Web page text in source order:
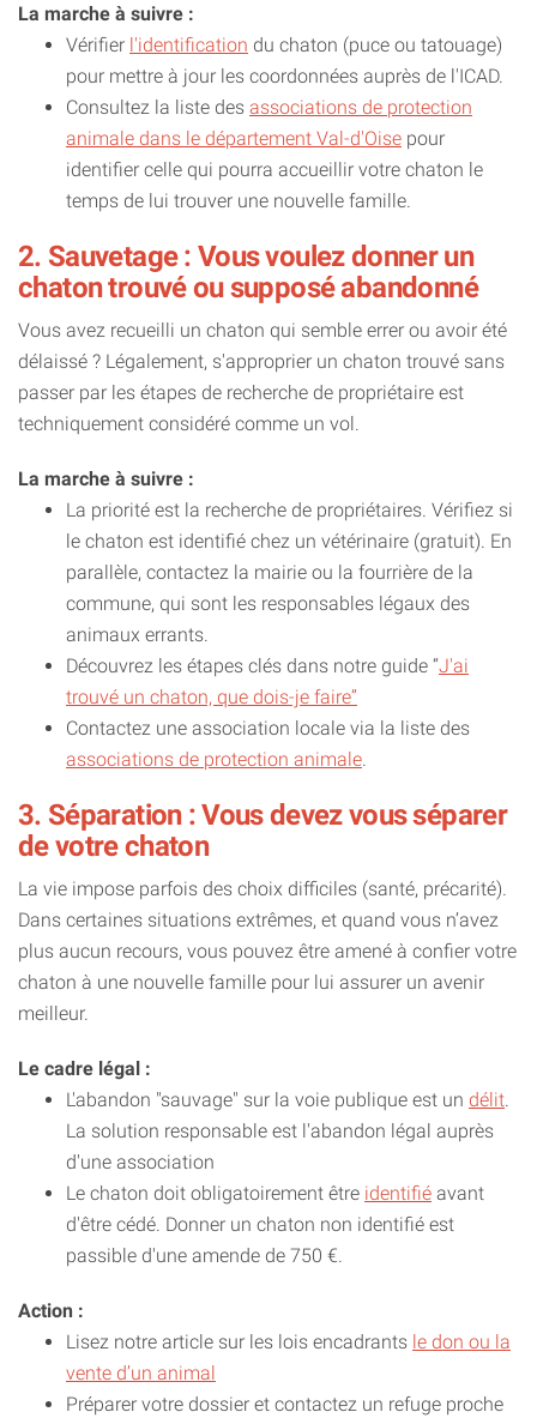
La marche à suivre :
Vérifier l'identification du chaton (puce ou tatouage)
pour mettre à jour les coordonnées auprès de l'ICAD.
Consultez la liste des associations de protection
animale dans le département Val-d'Oise pour
identifier celle qui pourra accueillir votre chaton le
temps de lui trouver une nouvelle famille.
2. Sauvetage : Vous voulez donner un
chaton trouvé ou supposé abandonné
Vous avez recueilli un chaton qui semble errer ou avoir été
délaissé ? Légalement, s'approprier un chaton trouvé sans
passer par les étapes de recherche de propriétaire est
techniquement considéré comme un vol.
La marche à suivre :
La priorité est la recherche de propriétaires. Vérifiez si
le chaton est identifié chez un vétérinaire (gratuit). En
parallèle, contactez la mairie ou la fourrière de la
commune, qui sont les responsables légaux des
animaux errants.
Découvrez les étapes clés dans notre guide “J'ai
trouvé un chaton, que dois-je faire”
Contactez une association locale via la liste des
associations de protection animale
3. Séparation : Vous devez vous séparer
de votre chaton
La vie impose parfois des choix difficiles (santé, précarité).
Dans certaines situations extrêmes, et quand vous n’avez
plus aucun recours, vous pouvez être amené à confier votre
chaton à une nouvelle famille pour lui assurer un avenir
meilleur.
Le cadre légal :
L'abandon "sauvage" sur la voie publique est un délit
La solution responsable est l'abandon légal auprès
d'une association
Le chaton doit obligatoirement être identifié avant
d'être cédé. Donner un chaton non identifié est
passible d'une amende de 750 €.
Action :
Lisez notre article sur les lois encadrants le don ou la
vente d’un animal
Préparer votre dossier et contactez un refuge proche